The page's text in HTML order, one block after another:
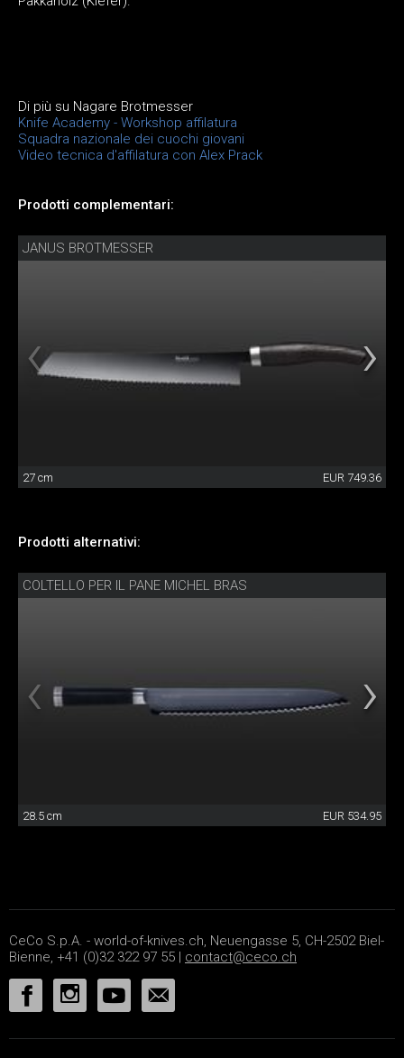
Di più su Nagare Brotmesser
Knife Academy - Workshop affilatura
Squadra nazionale dei cuochi giovani
Video tecnica d'affilatura con Alex Prack
Prodotti complementari:
JANUS BROTMESSER
27 cm EUR 749.36
Prodotti alternativi:
COLTELLO PER IL PANE MICHEL BRAS
28.5 cm EUR 534.95
CeCo S.p.A. - world-of-knives.ch, Neuengasse 5, CH-2502 Biel-
Bienne, +41 (0)32 322 97 55 | contact@ceco.ch